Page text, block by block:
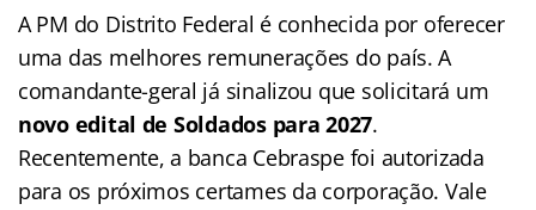
A PM do Distrito Federal é conhecida por oferecer
uma das melhores remunerações do país. A
comandante-geral já sinalizou que solicitará um
novo edital de Soldados para 2027.
Recentemente, a banca Cebraspe foi autorizada
para os próximos certames da corporação. Vale